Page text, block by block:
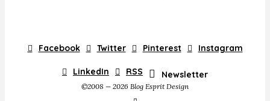
Facebook Twitter Pinterest Instagram
LinkedIn RSS Newsletter
©2008 — 2026 Blog Esprit Design